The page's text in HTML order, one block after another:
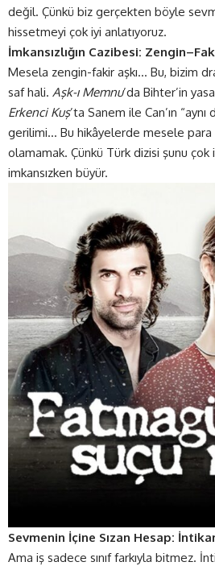
değil. Çünkü biz gerçekten böyle
hissetmeyi çok iyi anlatıyoruz.
İmkansızlığın Cazibesi:
Mesela zengin-fakir aşkı… Bu, bizim
saf hali. Aşk-ı Memnu’da Bihter’in
Erkenci Kuş’ta Sanem ile Can’ın
gerilimi… Bu hikâyelerde mesele
olamamak. Çünkü Türk dizisi şunu çok
imkansızken büyür.
Sevmenin İçine Sızan Hesap:
Ama iş sadece sınıf farkıyla bitmez.